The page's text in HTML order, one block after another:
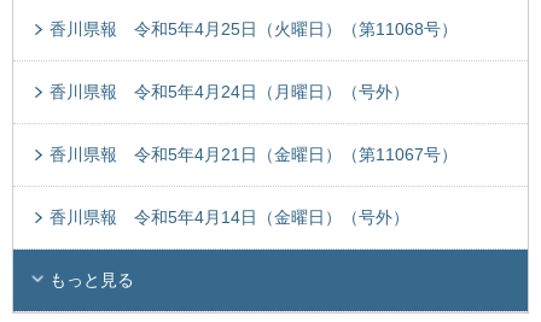
香川県報 令和5年4月25日（火曜日）（第11068号）
香川県報 令和5年4月24日（月曜日）（号外）
香川県報 令和5年4月21日（金曜日）（第11067号）
香川県報 令和5年4月14日（金曜日）（号外）
もっと見る